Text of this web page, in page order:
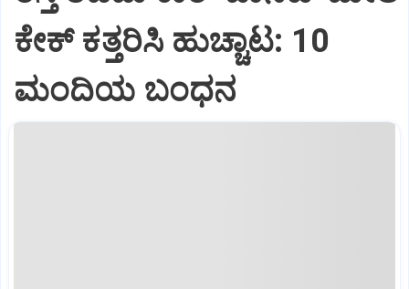
ಕೇಕ್ ಕತ್ತರಿಸಿ ಹುಚ್ಚಾಟ: 10
ಮಂದಿಯ ಬಂಧನ